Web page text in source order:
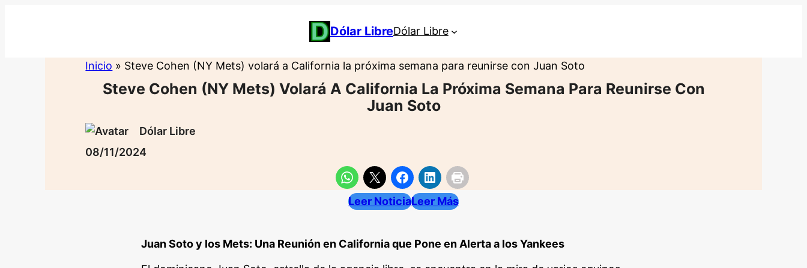
Dólar LibreDólar Libre
Inicio » Steve Cohen (NY Mets) volará a California la próxima semana para reunirse con Juan Soto
Steve Cohen (NY Mets) Volará A California La Próxima Semana Para Reunirse Con
Juan Soto
Dólar Libre
08/11/2024
Leer NoticiaLeer Más
Juan Soto y los Mets: Una Reunión en California que Pone en Alerta a los Yankees